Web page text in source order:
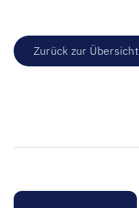
Zurück zur Übersicht